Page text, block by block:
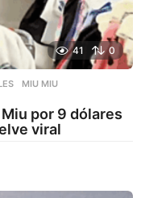
41 0
,MIU MIU
por 9 dólares
viral